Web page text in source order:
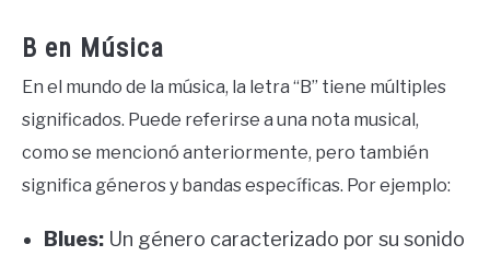
B en Música
En el mundo de la música, la letra “B” tiene múltiples
significados. Puede referirse a una nota musical,
como se mencionó anteriormente, pero también
significa géneros y bandas específicas. Por ejemplo:
Blues: Un género caracterizado por su sonido